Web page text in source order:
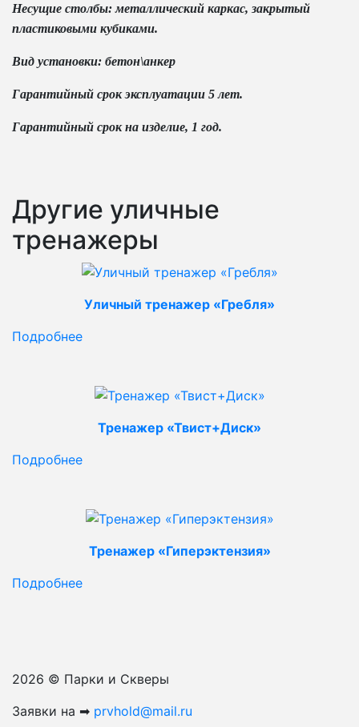
Несущие столбы: металлический каркас, закрытый
пластиковыми кубиками.
Вид установки: бетон\анкер
Гарантийный срок эксплуатации 5 лет.
Гарантийный срок на изделие, 1 год.
Другие уличные
тренажеры
Уличный тренажер «Гребля»
Подробнее
Тренажер «Твист+Диск»
Подробнее
Тренажер «Гиперэктензия»
Подробнее
2026 © Парки и Скверы
Заявки на ➡ prvhold@mail.ru